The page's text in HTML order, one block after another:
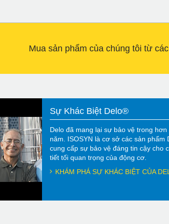
Mua sản phẩm của chúng tôi từ
Sự Khác Biệt Delo®
Delo đã mang lại sự bảo vệ trong hơn
năm. ISOSYN là cơ sở các sản phẩm
cung cấp sự bảo vệ đáng tin cậy cho
tiết tối quan trọng của động cơ.
KHÁM PHÁ SỰ KHÁC BIỆT CỦA